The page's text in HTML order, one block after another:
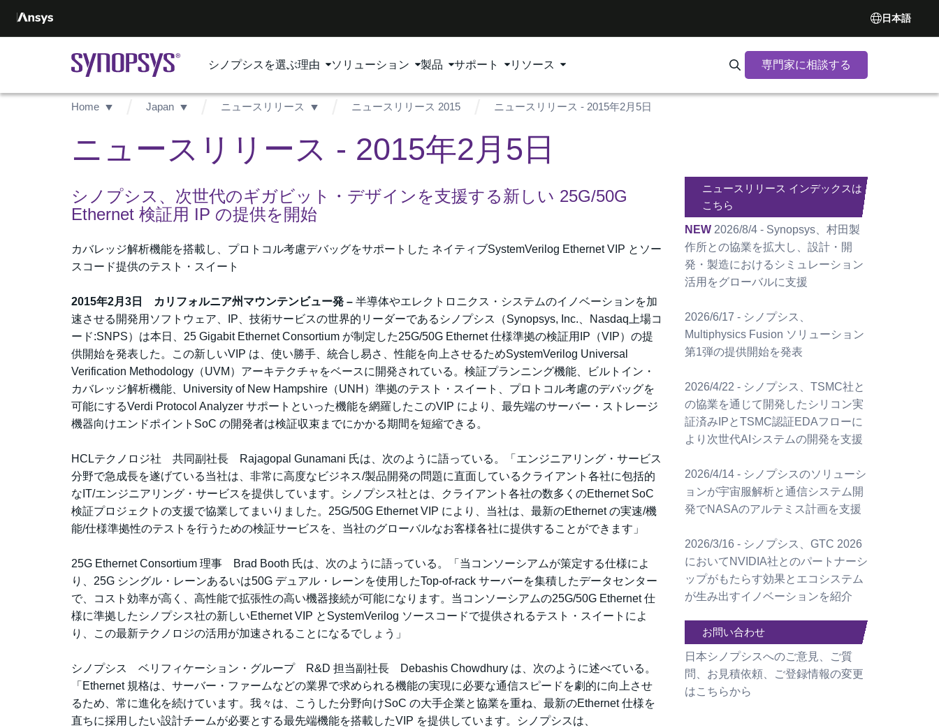
日本語
シノプシスを選ぶ理由 ソリューション 製品 サポート リソース Search Synopsys.com
専門家に相談する
Home Japan ニュースリリース ニュースリリース 2015 ニュースリリース - 2015年2月5日
ニュースリリース - 2015年2月5日
シノプシス、次世代のギガビット・デザインを支援する新しい 25G/50G
Ethernet 検証用 IP の提供を開始
カバレッジ解析機能を搭載し、プロトコル考慮デバッグをサポートした ネイティブSystemVerilog Ethernet VIP とソー
スコード提供のテスト・スイート
2015年2月3日 カリフォルニア州マウンテンビュー発 – 半導体やエレクトロニクス・システムのイノベーションを加
速させる開発用ソフトウェア、IP、技術サービスの世界的リーダーであるシノプシス（Synopsys, Inc.、Nasdaq上場コ
ード:SNPS）は本日、25 Gigabit Ethernet Consortium が制定した25G/50G Ethernet 仕様準拠の検証用IP（VIP）の提
供開始を発表した。この新しいVIP は、使い勝手、統合し易さ、性能を向上させるためSystemVerilog Universal
Verification Methodology（UVM）アーキテクチャをベースに開発されている。検証プランニング機能、ビルトイン・
カバレッジ解析機能、University of New Hampshire（UNH）準拠のテスト・スイート、プロトコル考慮のデバッグを
可能にするVerdi Protocol Analyzer サポートといった機能を網羅したこのVIP により、最先端のサーバー・ストレージ
機器向けエンドポイントSoC の開発者は検証収束までにかかる期間を短縮できる。
HCLテクノロジ社 共同副社長 Rajagopal Gunamani 氏は、次のように語っている。「エンジニアリング・サービス
分野で急成長を遂げている当社は、非常に高度なビジネス/製品開発の問題に直面しているクライアント各社に包括的
なIT/エンジニアリング・サービスを提供しています。シノプシス社とは、クライアント各社の数多くのEthernet SoC
検証プロジェクトの支援で協業してまいりました。25G/50G Ethernet VIP により、当社は、最新のEthernet の実速/機
能/仕様準拠性のテストを行うための検証サービスを、当社のグローバルなお客様各社に提供することができます」
25G Ethernet Consortium 理事 Brad Booth 氏は、次のように語っている。「当コンソーシアムが策定する仕様によ
り、25G シングル・レーンあるいは50G デュアル・レーンを使用したTop-of-rack サーバーを集積したデータセンター
で、コスト効率が高く、高性能で拡張性の高い機器接続が可能になります。当コンソーシアムの25G/50G Ethernet 仕
様に準拠したシノプシス社の新しいEthernet VIP とSystemVerilog ソースコードで提供されるテスト・スイートによ
り、この最新テクノロジの活用が加速されることになるでしょう」
シノプシス ベリフィケーション・グループ R&D 担当副社長 Debashis Chowdhury は、次のように述べている。
「Ethernet 規格は、サーバー・ファームなどの業界で求められる機能の実現に必要な通信スピードを劇的に向上させ
るため、常に進化を続けています。我々は、こうした分野向けSoC の大手企業と協業を重ね、最新のEthernet 仕様を
直ちに採用したい設計チームが必要とする最先端機能を搭載したVIP を提供しています。シノプシスは、
ニュースリリース インデックスは
こちら
NEW 2026/8/4 - Synopsys、村田製
作所との協業を拡大し、設計・開
発・製造におけるシミュレーション
活用をグローバルに支援
2026/6/17 - シノプシス、
Multiphysics Fusion ソリューション
第1弾の提供開始を発表
2026/4/22 - シノプシス、TSMC社と
の協業を通じて開発したシリコン実
証済みIPとTSMC認証EDAフローに
より次世代AIシステムの開発を支援
2026/4/14 - シノプシスのソリューシ
ョンが宇宙服解析と通信システム開
発でNASAのアルテミス計画を支援
2026/3/16 - シノプシス、GTC 2026
においてNVIDIA社とのパートナーシ
ップがもたらす効果とエコシステム
が生み出すイノベーションを紹介
お問い合わせ
日本シノプシスへのご意見、ご質
問、お見積依頼、ご登録情報の変更
はこちらから